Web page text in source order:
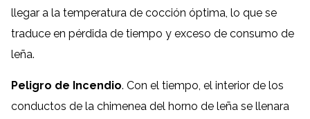
llegar a la temperatura de cocción óptima, lo que se
traduce en pérdida de tiempo y exceso de consumo de
leña.
Peligro de Incendio. Con el tiempo, el interior de los
conductos de la chimenea del horno de leña se llenara